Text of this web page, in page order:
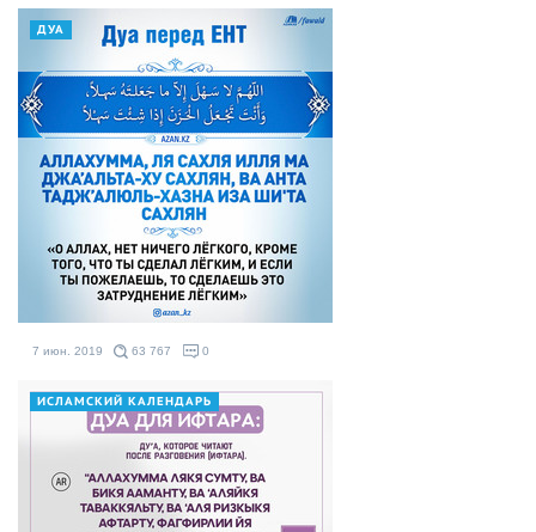
ДУА
7 июн. 2019 63 767 0
ИСЛАМСКИЙ КАЛЕНДАРЬ